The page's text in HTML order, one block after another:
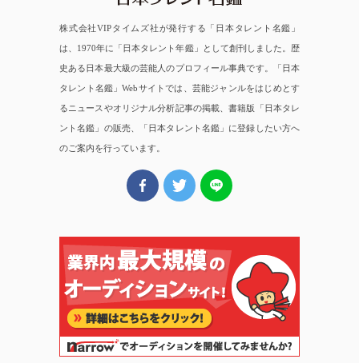
株式会社VIPタイムズ社が発行する「日本タレント名鑑」
は、1970年に「日本タレント年鑑」として創刊しました。歴
史ある日本最大級の芸能人のプロフィール事典です。「日本
タレント名鑑」Webサイトでは、芸能ジャンルをはじめとす
るニュースやオリジナル分析記事の掲載、書籍版「日本タレ
ント名鑑」の販売、「日本タレント名鑑」に登録したい方へ
のご案内を行っています。